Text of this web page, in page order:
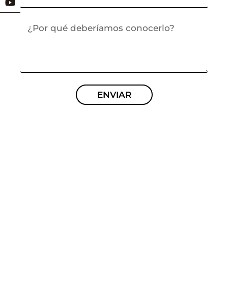
ENVIAR